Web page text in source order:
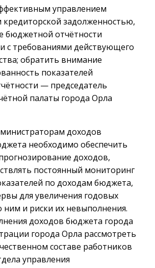
управлением
кредиторской задолженностью,
бюджетной отчётности
с требованиями действующего
обратить внимание
показателей
— председатель
палаты города Орла
доходов
необходимо обеспечить
доходов,
постоянный мониторинг
по доходам бюджета,
для увеличения годовых
ним и риски их невыполнения.
доходов бюджета города
города Орла рассмотреть
составе работников
управления